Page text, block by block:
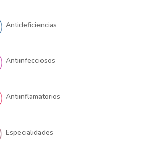
Antideficiencias
Antiinfecciosos
Antiinflamatorios
Especialidades